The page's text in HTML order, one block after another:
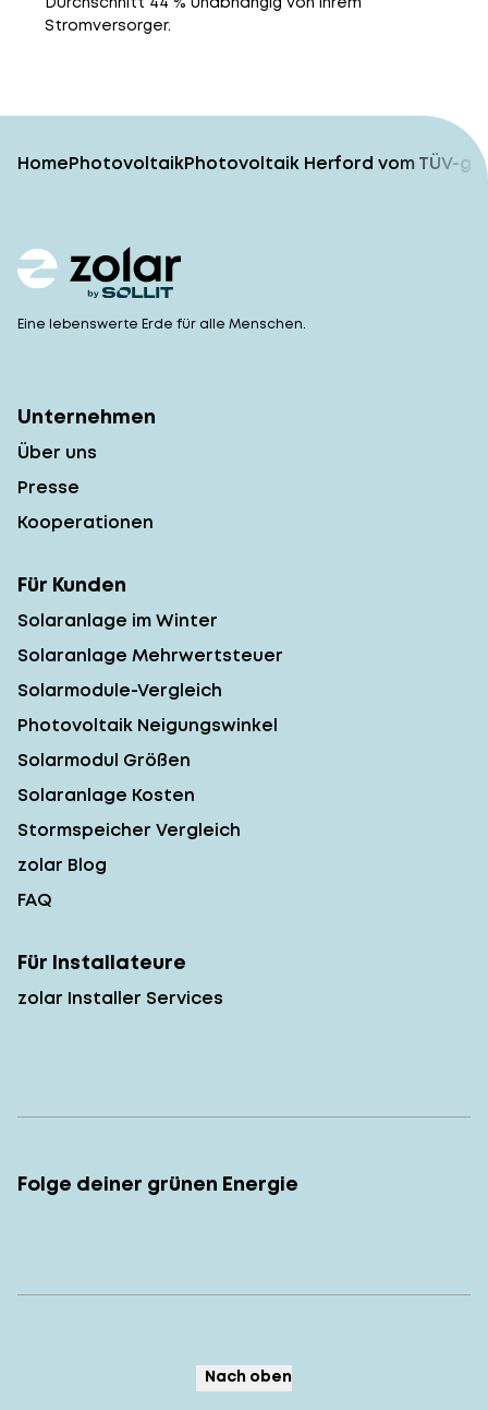
Stromversorger.
HomePhotovoltaikPhotovoltaik Herford vom TÜV-
Eine lebenswerte Erde für alle Menschen.
Unternehmen
Über uns
Presse
Kooperationen
Für Kunden
Solaranlage im Winter
Solaranlage Mehrwertsteuer
Solarmodule-Vergleich
Photovoltaik Neigungswinkel
Solarmodul Größen
Solaranlage Kosten
Stormspeicher Vergleich
zolar Blog
FAQ
Für Installateure
zolar Installer Services
Folge deiner grünen Energie
Nach oben